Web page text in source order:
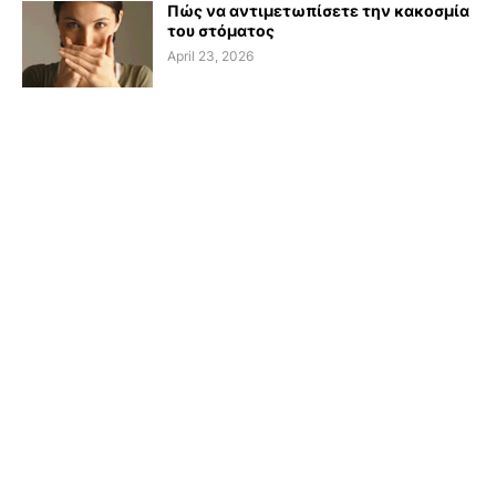
Πώς να αντιμετωπίσετε την κακοσμία
του στόματος
April 23, 2026